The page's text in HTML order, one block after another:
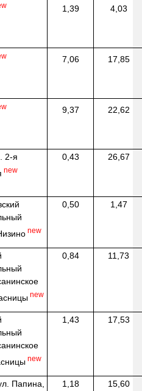
1,39 4,03
7,06 17,85
9,37 22,62
2-я
new
0,43 26,67
new
0,50 1,47
new
0,84 11,73
new
1,43 17,53
Папина,
1,18 15,60